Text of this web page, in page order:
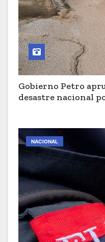
Gobierno Petro
desastre nacional
NACIONAL